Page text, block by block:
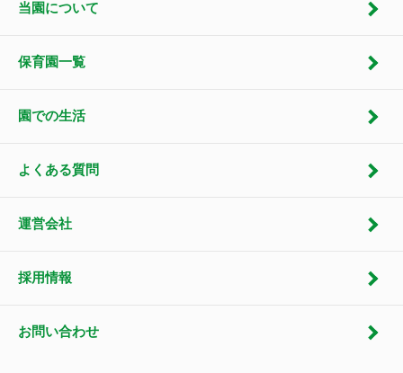
当園について
保育園一覧
園での生活
よくある質問
運営会社
採用情報
お問い合わせ